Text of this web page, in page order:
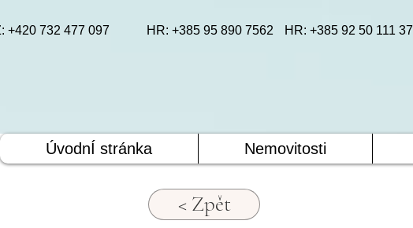
+420 732 477 097 HR: +385 95 890 7562 HR: +385 92 50 111 37
ÚvodnÍ stránka Nemovitosti
< Zpět